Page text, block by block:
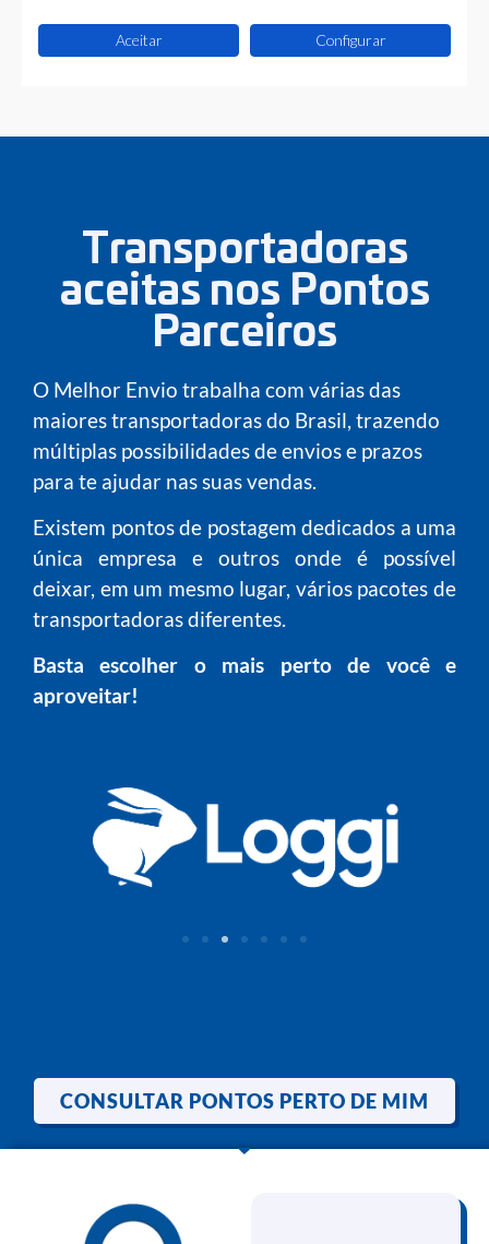
Transportadoras
aceitas nos Pontos
Parceiros
O Melhor Envio trabalha com várias das
maiores transportadoras do Brasil, trazendo
múltiplas possibilidades de envios e prazos
para te ajudar nas suas vendas.
Existem pontos de postagem dedicados a uma
única empresa e outros onde é possível
deixar, em um mesmo lugar, vários pacotes de
transportadoras diferentes.
Basta escolher o mais perto de você e
aproveitar!
CONSULTAR PONTOS PERTO DE MIM